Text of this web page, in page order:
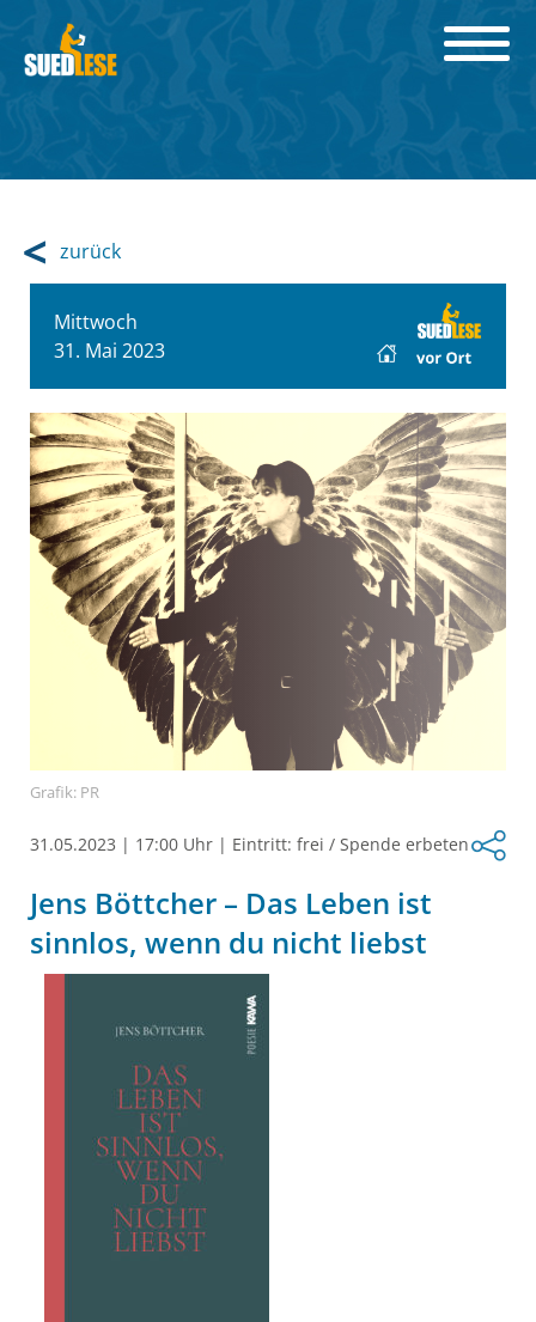
zurück
Mittwoch
31. Mai 2023
Grafik: PR
31.05.2023 | 17:00 Uhr | Eintritt: frei / Spende erbeten
Jens Böttcher – Das Leben ist
sinnlos, wenn du nicht liebst